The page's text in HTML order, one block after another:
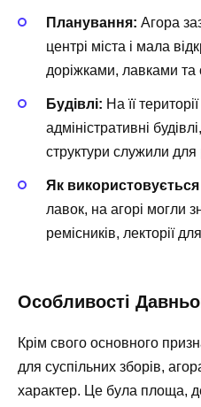
Планування: Агора
центрі міста і мала
доріжками, лавками та
Будівлі: На її
адміністративні
структури служили для
Як використовується
лавок, на агорі могли
ремісників, лекторії
Особливості
Крім свого основного
для суспільних зборів,
характер. Це була площа,